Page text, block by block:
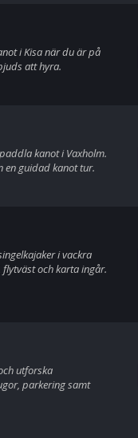
i Kisa när du är på
att hyra.
kanot i Vaxholm.
en guidad kanot tur.
i vackra
och karta ingår.
utforska
parkering samt